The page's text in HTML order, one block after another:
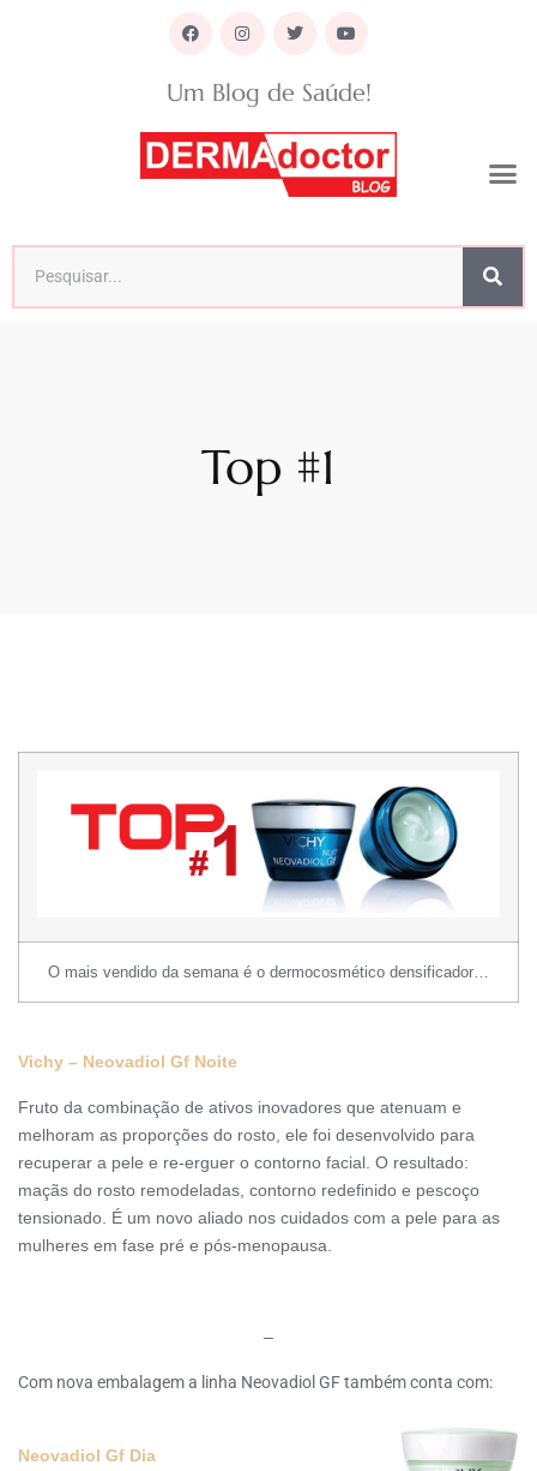
Um Blog de Saúde!
Top #1
O mais vendido da semana é o dermocosmético densificador…
Vichy – Neovadiol Gf Noite
Fruto da combinação de ativos inovadores que atenuam e
melhoram as proporções do rosto, ele foi desenvolvido para
recuperar a pele e re-erguer o contorno facial. O resultado:
maçãs do rosto remodeladas, contorno redefinido e pescoço
tensionado. É um novo aliado nos cuidados com a pele para as
mulheres em fase pré e pós-menopausa.
–
Com nova embalagem a linha Neovadiol GF também conta com:
Neovadiol Gf Dia